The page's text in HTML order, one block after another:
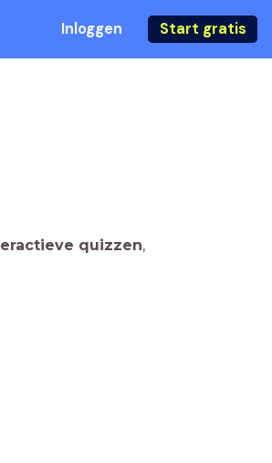
Inloggen Start gratis
quizzen,